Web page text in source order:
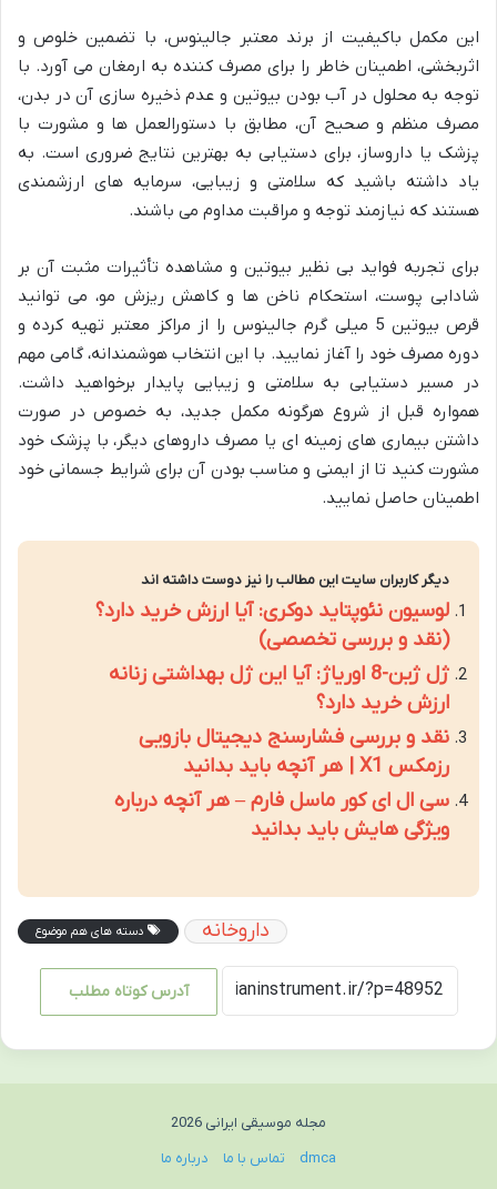
این مکمل باکیفیت از برند معتبر جالینوس، با تضمین خلوص و
اثربخشی، اطمینان خاطر را برای مصرف کننده به ارمغان می آورد. با
توجه به محلول در آب بودن بیوتین و عدم ذخیره سازی آن در بدن،
مصرف منظم و صحیح آن، مطابق با دستورالعمل ها و مشورت با
پزشک یا داروساز، برای دستیابی به بهترین نتایج ضروری است. به
یاد داشته باشید که سلامتی و زیبایی، سرمایه های ارزشمندی
هستند که نیازمند توجه و مراقبت مداوم می باشند.
برای تجربه فواید بی نظیر بیوتین و مشاهده تأثیرات مثبت آن بر
شادابی پوست، استحکام ناخن ها و کاهش ریزش مو، می توانید
قرص بیوتین 5 میلی گرم جالینوس را از مراکز معتبر تهیه کرده و
دوره مصرف خود را آغاز نمایید. با این انتخاب هوشمندانه، گامی مهم
در مسیر دستیابی به سلامتی و زیبایی پایدار برخواهید داشت.
همواره قبل از شروع هرگونه مکمل جدید، به خصوص در صورت
داشتن بیماری های زمینه ای یا مصرف داروهای دیگر، با پزشک خود
مشورت کنید تا از ایمنی و مناسب بودن آن برای شرایط جسمانی خود
اطمینان حاصل نمایید.
دیگر کاربران سایت این مطالب را نیز دوست داشته اند
لوسیون نئوپتاید دوکری: آیا ارزش خرید دارد؟
(نقد و بررسی تخصصی)
ژل ژین-8 اوریاژ: آیا این ژل بهداشتی زنانه
ارزش خرید دارد؟
نقد و بررسی فشارسنج دیجیتال بازویی
رزمکس X1 | هر آنچه باید بدانید
سی ال ای کور ماسل فارم – هر آنچه درباره
ویژگی هایش باید بدانید
دسته های هم موضوع داروخانه
آدرس کوتاه مطلب
مجله موسیقی ایرانی 2026
dmca
تماس با ما درباره ما